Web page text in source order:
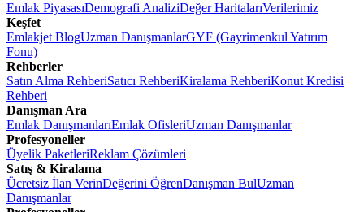
Emlak PiyasasıDemografi AnaliziDeğer HaritalarıVerilerimiz
Keşfet
Emlakjet BlogUzman DanışmanlarGYF (Gayrimenkul Yatırım
Fonu)
Rehberler
Satın Alma RehberiSatıcı RehberiKiralama RehberiKonut Kredisi
Rehberi
Danışman Ara
Emlak DanışmanlarıEmlak OfisleriUzman Danışmanlar
Profesyoneller
Üyelik PaketleriReklam Çözümleri
Satış & Kiralama
Ücretsiz İlan VerinDeğerini ÖğrenDanışman BulUzman
Danışmanlar